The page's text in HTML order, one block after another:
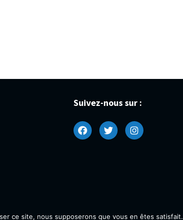
Suivez-nous sur :
ce site, nous supposerons que vous en êtes satisfait.